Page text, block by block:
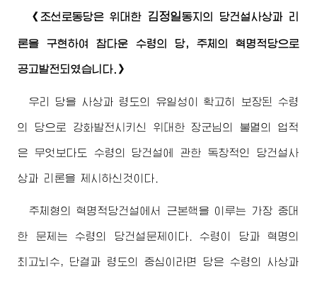
《조선로동당은위대한 김정일동지 의 당건설사상과 리
론을 구현하여 참다운 수령의 당, 주체의 혁명적당으로
공고발전되였습니다.》
우리 당을 사상과 령도의 유일성이 확고히 보장된 수령
의 당으로 강화발전시키신 위대한 장군님의 불멸의 업적
은 무엇보다도 수령의 당건설에 관한 독창적인 당건설사
상과 리론을 제시하신것이다.
주체형의 혁명적당건설에서 근본핵을 이루는 가장 중대
한 문제는 수령의 당건설문제이다. 수령이 당과 혁명의
최고뇌수, 단결과 령도의 중심이라면 당은 수령의 사상과